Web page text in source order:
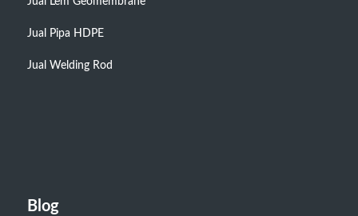
Jual Pipa HDPE
Jual Welding Rod
Blog